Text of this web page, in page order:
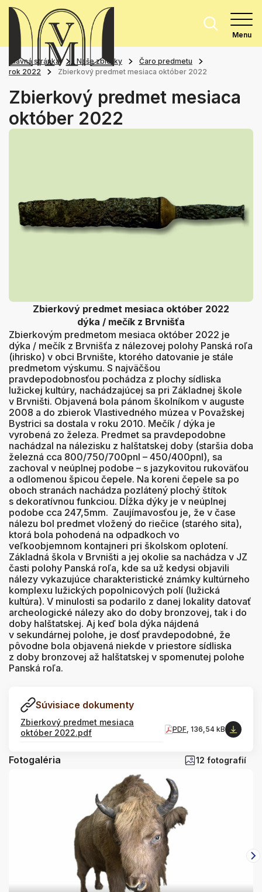
Menu
Hlavná stránka Naše zbierky
Čaro predmetu
rok 2022
Zbierkový predmet mesiaca október 2022
Zbierkový predmet mesiaca
október 2022
Zbierkový predmet mesiaca október 2022
dýka / mečík z Brvnišťa
Zbierkovým predmetom mesiaca október 2022 je
dýka / mečík z Brvnišťa z nálezovej polohy Panská roľa
(ihrisko) v obci Brvnište, ktorého datovanie je stále
predmetom výskumu. S najväčšou
pravdepodobnosťou pochádza z plochy sídliska
lužickej kultúry, nachádzajúcej sa pri Základnej škole
v Brvništi. Objavená bola pánom školníkom v auguste
2008 a do zbierok Vlastivedného múzea v Považskej
Bystrici sa dostala v roku 2010. Mečík / dýka je
vyrobená zo železa. Predmet sa pravdepodobne
nachádzal na nálezisku z halštatskej doby (staršia doba
železná cca 800/750/700pnl – 450/400pnl), sa
zachoval v neúplnej podobe – s jazykovitou rukoväťou
a odlomenou špicou čepele. Na koreni čepele sa po
oboch stranách nachádza pozlátený plochý štítok
s dekoratívnou funkciou. Dĺžka dýky je v neúplnej
podobe cca 247,5mm. Zaujímavosťou je, že v čase
nálezu bol predmet vložený do riečice (starého sita),
ktorá bola pohodená na odpadkoch vo
veľkoobjemnom kontajneri pri školskom oplotení.
Základná škola v Brvništi a jej okolie sa nachádza v JZ
časti polohy Panská roľa, kde sa už kedysi objavili
nálezy vykazujúce charakteristické známky kultúrneho
komplexu lužických popolnicových polí (lužická
kultúra). V minulosti sa podarilo z danej lokality datovať
archeologické nálezy ako do doby bronzovej, tak i do
doby halštatskej. Aj keď bola dýka nájdená
v sekundárnej polohe, je dosť pravdepodobné, že
pôvodne bola objavená niekde v priestore sídliska
z doby bronzovej až halštatskej v spomenutej polohe
Panská roľa.
Súvisiace dokumenty
Zbierkový predmet mesiaca
október 2022.pdf
PDF, 136,54 kB
Fotogaléria 12 fotografií